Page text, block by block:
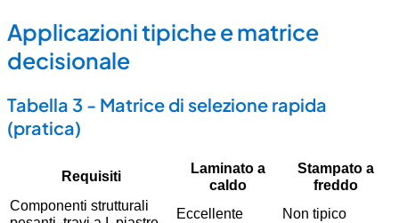
Applicazioni tipiche e matrice
decisionale
Tabella 3 - Matrice di selezione rapida
(pratica)
Requisiti
Laminato a
caldo
Stampato a
freddo
Componenti strutturali
Eccellente
Non tipico